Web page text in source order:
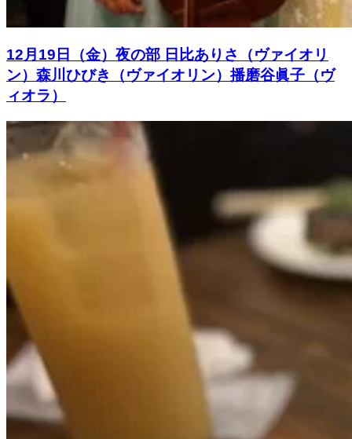
12月19日（金）夜の部 日比ありさ（ヴァイオリ
ン）森川ひびき（ヴァイオリン）播磨谷眞子（ヴ
ィオラ）